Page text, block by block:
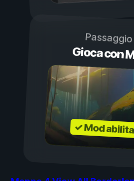
Gioca con
✓ Mod